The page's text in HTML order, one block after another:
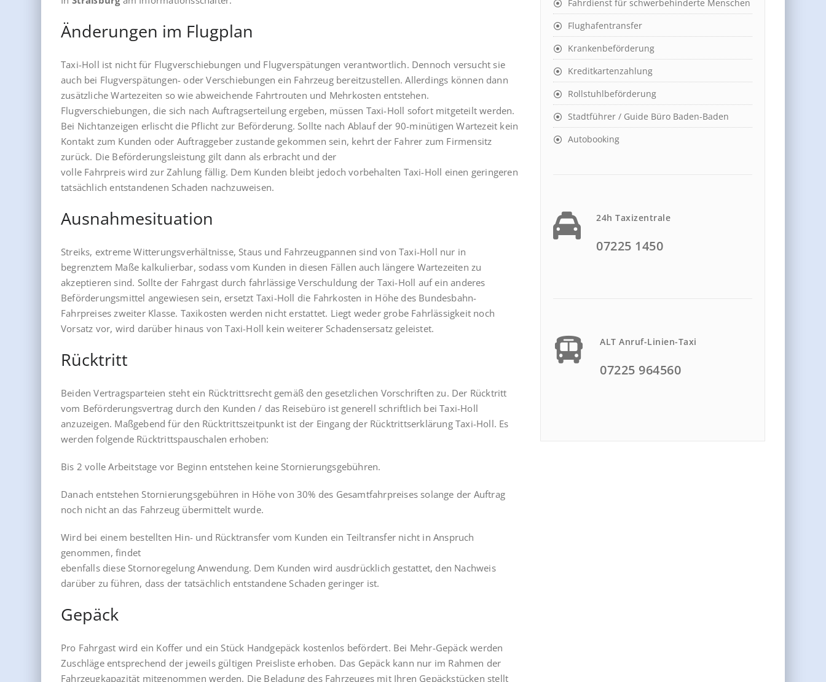
Änderungen im Flugplan
Taxi-Holl ist nicht für Flugverschiebungen und Flugverspätungen verantwortlich. Dennoch versucht sie
auch bei Flugverspätungen- oder Verschiebungen ein Fahrzeug bereitzustellen. Allerdings können dann
zusätzliche Wartezeiten so wie abweichende Fahrtrouten und Mehrkosten entstehen.
Flugverschiebungen, die sich nach Auftragserteilung ergeben, müssen Taxi-Holl sofort mitgeteilt werden.
Bei Nichtanzeigen erlischt die Pflicht zur Beförderung. Sollte nach Ablauf der 90-minütigen Wartezeit kein
Kontakt zum Kunden oder Auftraggeber zustande gekommen sein, kehrt der Fahrer zum Firmensitz
zurück. Die Beförderungsleistung gilt dann als erbracht und der
volle Fahrpreis wird zur Zahlung fällig. Dem Kunden bleibt jedoch vorbehalten Taxi-Holl einen geringeren
tatsächlich entstandenen Schaden nachzuweisen.
Ausnahmesituation
Streiks, extreme Witterungsverhältnisse, Staus und Fahrzeugpannen sind von Taxi-Holl nur in
begrenztem Maße kalkulierbar, sodass vom Kunden in diesen Fällen auch längere Wartezeiten zu
akzeptieren sind. Sollte der Fahrgast durch fahrlässige Verschuldung der Taxi-Holl auf ein anderes
Beförderungsmittel angewiesen sein, ersetzt Taxi-Holl die Fahrkosten in Höhe des Bundesbahn-
Fahrpreises zweiter Klasse. Taxikosten werden nicht erstattet. Liegt weder grobe Fahrlässigkeit noch
Vorsatz vor, wird darüber hinaus von Taxi-Holl kein weiterer Schadensersatz geleistet.
Rücktritt
Beiden Vertragsparteien steht ein Rücktrittsrecht gemäß den gesetzlichen Vorschriften zu. Der Rücktritt
vom Beförderungsvertrag durch den Kunden / das Reisebüro ist generell schriftlich bei Taxi-Holl
anzuzeigen. Maßgebend für den Rücktrittszeitpunkt ist der Eingang der Rücktrittserklärung Taxi-Holl. Es
werden folgende Rücktrittspauschalen erhoben:
Bis 2 volle Arbeitstage vor Beginn entstehen keine Stornierungsgebühren.
Danach entstehen Stornierungsgebühren in Höhe von 30% des Gesamtfahrpreises solange der Auftrag
noch nicht an das Fahrzeug übermittelt wurde.
Wird bei einem bestellten Hin- und Rücktransfer vom Kunden ein Teiltransfer nicht in Anspruch
genommen, findet
ebenfalls diese Stornoregelung Anwendung. Dem Kunden wird ausdrücklich gestattet, den Nachweis
darüber zu führen, dass der tatsächlich entstandene Schaden geringer ist.
Gepäck
Pro Fahrgast wird ein Koffer und ein Stück Handgepäck kostenlos befördert. Bei Mehr-Gepäck werden
Zuschläge entsprechend der jeweils gültigen Preisliste erhoben. Das Gepäck kann nur im Rahmen der
Fahrzeugkapazität mitgenommen werden. Die Beladung des Fahrzeuges mit Ihren Gepäckstücken stellt
Fahrdienst für schwerbehinderte Menschen
Flughafentransfer
Krankenbeförderung
Kreditkartenzahlung
Rollstuhlbeförderung
Stadtführer / Guide Büro Baden-Baden
Autobooking
24h Taxizentrale
07225 1450
ALT Anruf-Linien-Taxi
07225 964560